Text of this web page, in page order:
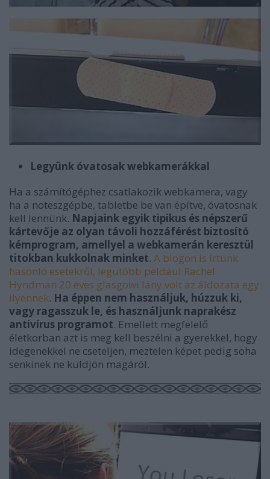
Legyünk óvatosak webkamerákkal
Ha a számítógéphez csatlakozik webkamera, vagy
ha a noteszgépbe, tabletbe be van építve, óvatosnak
kell lennünk. Napjaink egyik tipikus és népszerű
kártevője az olyan távoli hozzáférést biztosító
kémprogram, amellyel a webkamerán keresztül
titokban kukkolnak minket. A blogon is írtunk
hasonló esetekről, legutóbb például Rachel
Hyndman 20 éves glasgowi lány volt az áldozata egy
ilyennek. Ha éppen nem használjuk, húzzuk ki,
vagy ragasszuk le, és használjunk naprakész
antivírus programot. Emellett megfelelő
életkorban azt is meg kell beszélni a gyerekkel, hogy
idegenekkel ne cseteljen, meztelen képet pedig soha
senkinek ne küldjön magáról.